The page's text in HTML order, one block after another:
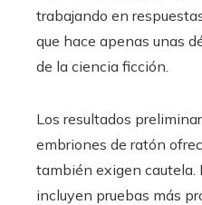
trabajando en
que hace apenas unas
de la ciencia ficción.
Los resultados
embriones de ratón
también exigen cautela.
incluyen pruebas más